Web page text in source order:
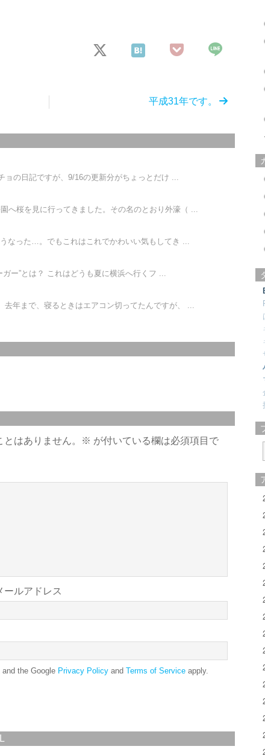
平成31年です。
の日記ですが、9/16の更新分がちょっとだけ ...
へ桜を見に行ってきました。その名のとおり外濠（ ...
なった…。でもこれはこれでかわいい気もしてき ...
ー”とは？ これはどうも夏に横浜へ行くフ ...
年まで、寝るときはエアコン切ってたんですが、 ...
はありません。 ※ が付いている欄は必須項目で
ールアドレス
the Google Privacy Policy and Terms of Service apply.